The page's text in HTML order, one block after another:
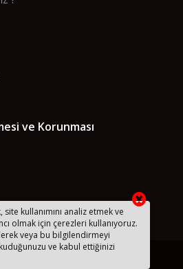
ve Korunması
Yazılım Ltd
kullanımını analiz etmek ve
olmak için çerezleri kullanıyoruz.
veya bu bilgilendirmeyi
ve kabul ettiğinizi